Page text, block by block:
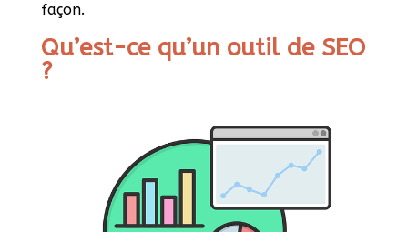
façon.
Qu’est-ce qu’un outil de SEO
?